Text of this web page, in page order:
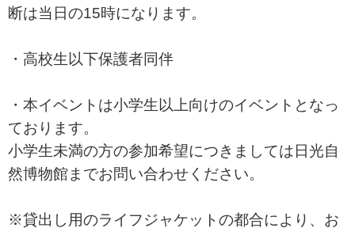
断は当日の15時になります。
・高校生以下保護者同伴
・本イベントは小学生以上向けのイベントとなっ
ております。
小学生未満の方の参加希望につきましては日光自
然博物館までお問い合わせください。
※貸出し用のライフジャケットの都合により、お